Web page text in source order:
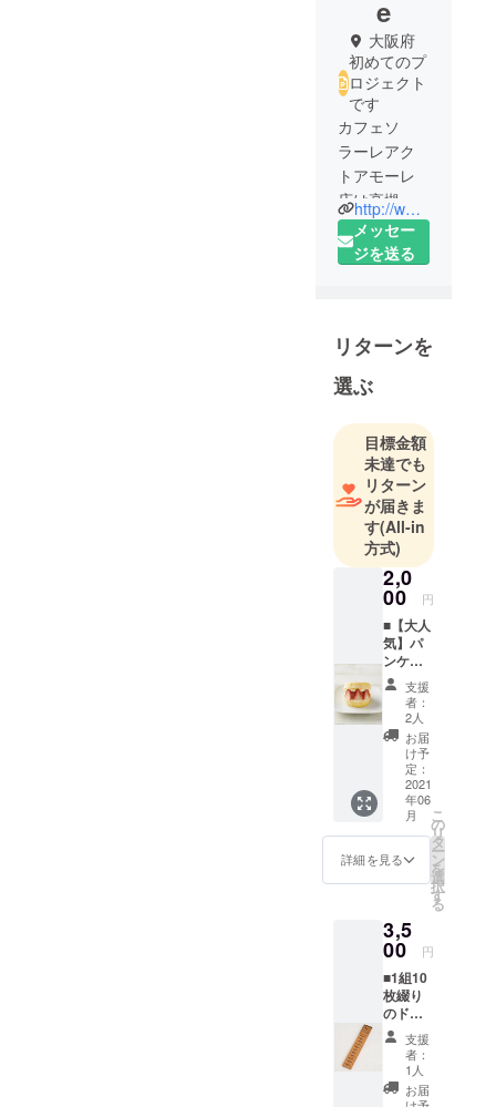
e
大阪府
初めてのプ
ロジェクト
です
カフェソ
ラーレアク
トアモーレ
店は高槻の
皆様にご愛
顧いただき
り、物思い
にふけった
り、いろん
な事をリ
セットした
り。
自分らしさ
を磨くそん
な時間に心
地よいと感
じる場所で
あってほし
いと思って
います♪メ
ニューはご
好評のモー
ニングセッ
トをはじめ
季節の素材
やロハスを
感じさせる
アレンジ。
ちょうどい
ンスです。
ご来店お待
ちしており
ます！！
http://www.kuwauchi.co.jp/cafe.html
メッセー
ジを送る
リターンを
選ぶ
目標金額
未達でも
リターン
が届きま
す(All-in
方式)
2,0
00 円
■【大人
気】パ
ンケー
キハン
バー
ガー
（スト
ロベ
リー）♪
と お好
きなド
リンク
（M）
サイズ
を店内
でお楽
ただけ
ます。
但し、
ホット
コー
ヒー・
アイス
コー
ヒーは
（L）サ
支援
者：
2人
お届
け予
定：
2021
年06
月
詳細を見る
こ
の
リ
タ
ー
ン
を
選
択
す
る
3,5
00 円
■1組10
枚綴り
のドリ
ンクチ
ケット
です。
■お客様
のお好
支援
者：
1人
お届